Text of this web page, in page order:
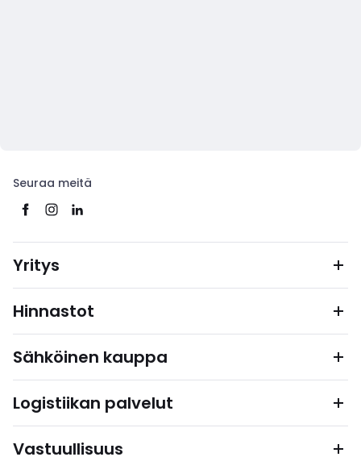
Seuraa meitä
Yritys
Hinnastot
Sähköinen kauppa
Logistiikan palvelut
Vastuullisuus